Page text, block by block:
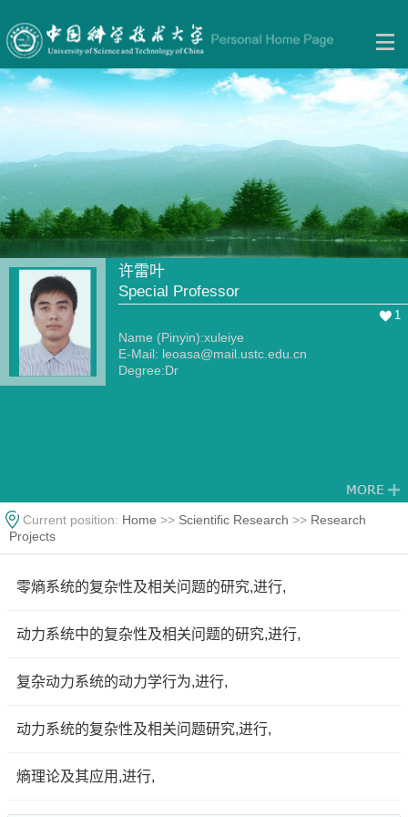
许雷叶
Special Professor
1
Name (Pinyin):xuleiye
E-Mail: leoasa@mail.ustc.edu.cn
Degree:Dr
Current position: Home >> Scientific Research >> Research
Projects
零熵系统的复杂性及相关问题的研究,进行,
动力系统中的复杂性及相关问题的研究,进行,
复杂动力系统的动力学行为,进行,
动力系统的复杂性及相关问题研究,进行,
熵理论及其应用,进行,